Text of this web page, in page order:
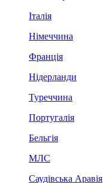
Італія
Німеччина
Франція
Нідерланди
Туреччина
Португалія
Бельгія
МЛС
Саудівська Аравія